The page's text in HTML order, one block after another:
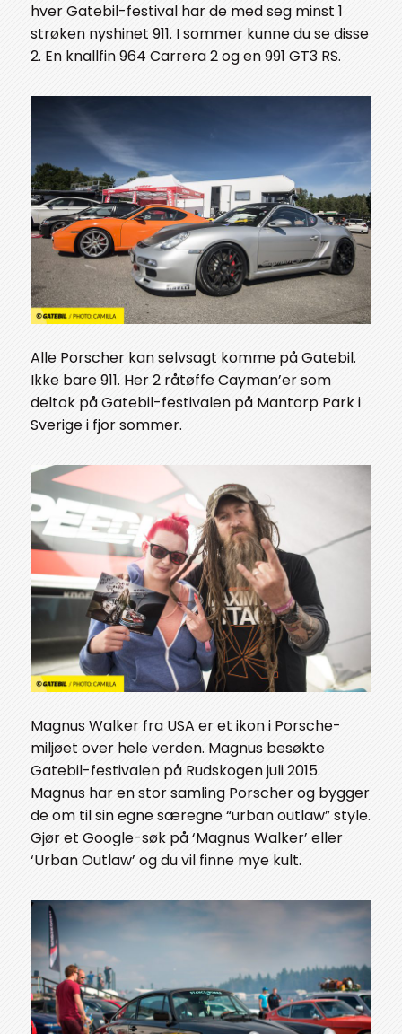
hver Gatebil-festival har de med seg minst 1
strøken nyshinet 911. I sommer kunne du se disse
2. En knallfin 964 Carrera 2 og en 991 GT3 RS.
Alle Porscher kan selvsagt komme på Gatebil.
Ikke bare 911. Her 2 råtøffe Cayman’er som
deltok på Gatebil-festivalen på Mantorp Park i
Sverige i fjor sommer.
Magnus Walker fra USA er et ikon i Porsche-
miljøet over hele verden. Magnus besøkte
Gatebil-festivalen på Rudskogen juli 2015.
Magnus har en stor samling Porscher og bygger
de om til sin egne særegne “urban outlaw” style.
Gjør et Google-søk på ‘Magnus Walker’ eller
‘Urban Outlaw’ og du vil finne mye kult.